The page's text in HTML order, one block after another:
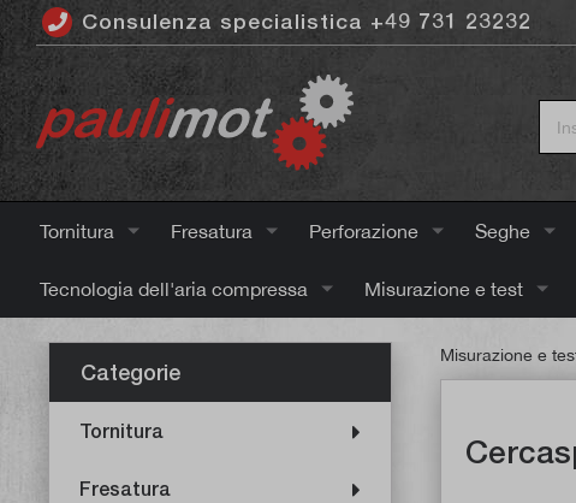
principale
Consulenza specialistica +49 731 23232
Tornitura Fresatura Perforazione Seghe
Tecnologia dell'aria compressa Misurazione e test
Categorie
Tornitura
Fresatura
Misurazione e